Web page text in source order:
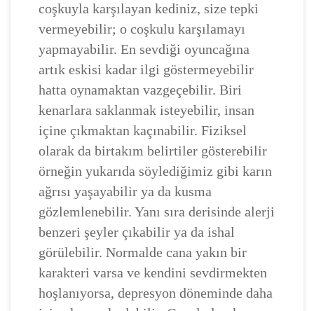
coşkuyla karşılayan kediniz, size tepki
vermeyebilir; o coşkulu karşılamayı
yapmayabilir. En sevdiği oyuncağına
artık eskisi kadar ilgi göstermeyebilir
hatta oynamaktan vazgeçebilir. Biri
kenarlara saklanmak isteyebilir, insan
içine çıkmaktan kaçınabilir. Fiziksel
olarak da birtakım belirtiler gösterebilir
örneğin yukarıda söylediğimiz gibi karın
ağrısı yaşayabilir ya da kusma
gözlemlenebilir. Yanı sıra derisinde alerji
benzeri şeyler çıkabilir ya da ishal
görülebilir. Normalde cana yakın bir
karakteri varsa ve kendini sevdirmekten
hoşlanıyorsa, depresyon döneminde daha